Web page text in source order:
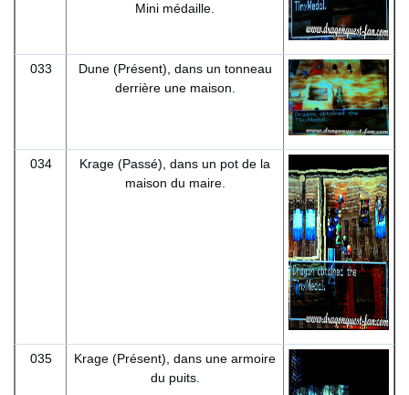
Mini médaille.
033
Dune (Présent), dans un tonneau
derrière une maison.
034
Krage (Passé), dans un pot de la
maison du maire.
035
Krage (Présent), dans une armoire
du puits.